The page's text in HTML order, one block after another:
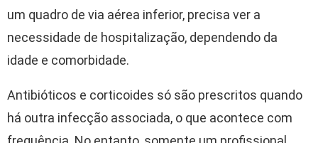
um quadro de via aérea inferior, precisa ver a
necessidade de hospitalização, dependendo da
idade e comorbidade.
Antibióticos e corticoides só são prescritos quando
há outra infecção associada, o que acontece com